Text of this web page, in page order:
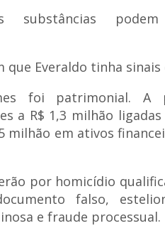
Everaldo tinha sinais
foi patrimonial. A
a R$ 1,3 milhão
milhão em ativos
por homicídio
falso,
e fraude processual.